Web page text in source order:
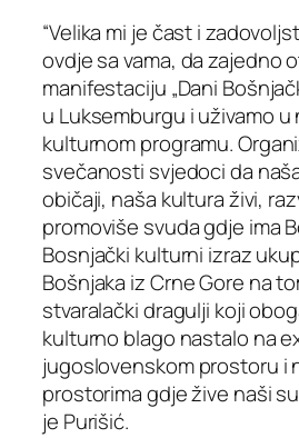
“Velika mi je čast i
ovdje sa vama, da zajedno
manifestaciju „Dani
u Luksemburgu i uživamo u
kulturnom programu.
svečanosti svjedoci da
običaji, naša kultura živi,
promoviše svuda gdje ima
Bosnjački kulturni izraz
Bošnjaka iz Crne Gore na
stvaralački dragulji koji
kulturno blago nastalo na
jugoslovenskom prostoru i
prostorima gdje žive naši
je Purišić.